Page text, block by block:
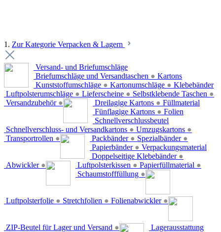
1. Zur Kategorie Verpacken & Lagern
Versand- und Briefumschläge
Briefumschläge und Versandtaschen ●
Kunststoffumschläge ● Kartonumschläge ●
Luftpolsterumschläge ● Lieferscheine ● Selbstklebende Taschen ●
Versandzubehör ●
Kartons
Dreilagige Kartons ●
Fünflagige Kartons ●
Schnellverschluss- und Versandkartons ● Umzugskartons ●
Transportrollen ●
Klebebänder
Packbänder ● Spezialbänder ●
Papierbänder ●
Doppelseitige Klebebänder ●
Abwickler ●
Füllmaterial
Luftpolsterkissen ● Papierfüllmaterial ●
Schaumstofffüllung ●
Folien
Luftpolsterfolie ● Stretchfolien ● Folienabwickler ●
Schnellverschlussbeutel
ZIP-Beutel für Lager und Versand ●
Verpackungsmaterial
Lagerausstattung